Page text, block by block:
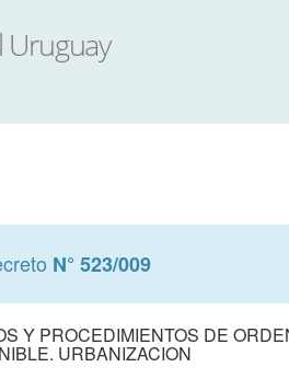
N° 523/009
Y PROCEDIMIENTOS DE
URBANIZACION